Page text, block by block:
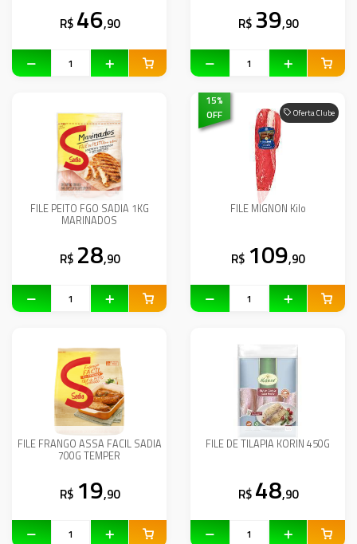
R$ 46,90 R$ 39,90
FILE PEITO FGO SADIA 1KG
MARINADOS
R$ 28,90
Oferta Clube
15%
OFF
FILE MIGNON Kilo
R$ 109,90
FILE FRANGO ASSA FACIL SADIA
700G TEMPER
R$ 19,90
FILE DE TILAPIA KORIN 450G
R$ 48,90